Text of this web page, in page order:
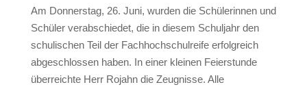
Am Donnerstag, 26. Juni, wurden die Schülerinnen und
Schüler verabschiedet, die in diesem Schuljahr den
schulischen Teil der Fachhochschulreife erfolgreich
abgeschlossen haben. In einer kleinen Feierstunde
überreichte Herr Rojahn die Zeugnisse. Alle